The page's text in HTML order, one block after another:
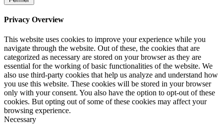
Privacy Overview
This website uses cookies to improve your experience while you
navigate through the website. Out of these, the cookies that are
categorized as necessary are stored on your browser as they are
essential for the working of basic functionalities of the website. We
also use third-party cookies that help us analyze and understand how
you use this website. These cookies will be stored in your browser
only with your consent. You also have the option to opt-out of these
cookies. But opting out of some of these cookies may affect your
browsing experience.
Necessary